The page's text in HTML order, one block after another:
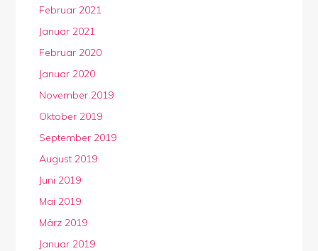
Februar 2021
Januar 2021
Februar 2020
Januar 2020
November 2019
Oktober 2019
September 2019
August 2019
Juni 2019
Mai 2019
März 2019
Januar 2019